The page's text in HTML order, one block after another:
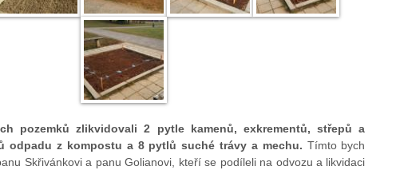
pozemků zlikvidovali 2 pytle kamenů, exkrementů, střepů a
odpadu z kompostu a 8 pytlů suché trávy a mechu. Tímto bych
Skřivánkovi a panu Golianovi, kteří se podíleli na odvozu a likvidaci